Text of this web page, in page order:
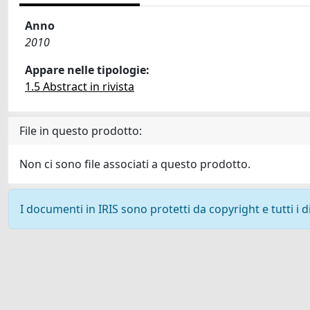
Anno
2010
Appare nelle tipologie:
1.5 Abstract in rivista
File in questo prodotto:
Non ci sono file associati a questo prodotto.
I documenti in IRIS sono protetti da copyright e tutti i